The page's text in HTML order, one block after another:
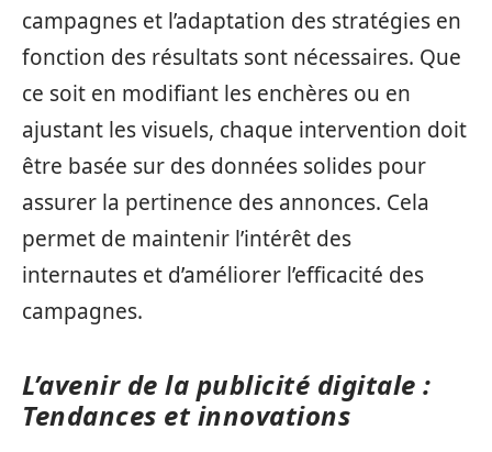
campagnes et l’adaptation des stratégies en
fonction des résultats sont nécessaires. Que
ce soit en modifiant les enchères ou en
ajustant les visuels, chaque intervention doit
être basée sur des données solides pour
assurer la pertinence des annonces. Cela
permet de maintenir l’intérêt des
internautes et d’améliorer l’efficacité des
campagnes.
L’avenir de la publicité digitale :
Tendances et innovations